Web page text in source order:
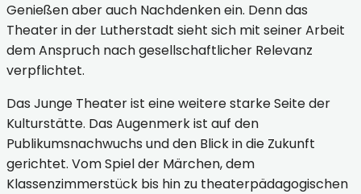
Genießen aber auch Nachdenken ein. Denn das
Theater in der Lutherstadt sieht sich mit seiner Arbeit
dem Anspruch nach gesellschaftlicher Relevanz
verpflichtet.
Das Junge Theater ist eine weitere starke Seite der
Kulturstätte. Das Augenmerk ist auf den
Publikumsnachwuchs und den Blick in die Zukunft
gerichtet. Vom Spiel der Märchen, dem
Klassenzimmerstück bis hin zu theaterpädagogischen